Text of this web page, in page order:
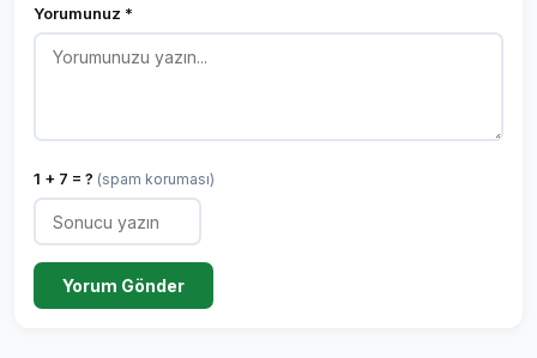
Yorumunuz *
1 + 7 = ? (spam koruması)
Yorum Gönder